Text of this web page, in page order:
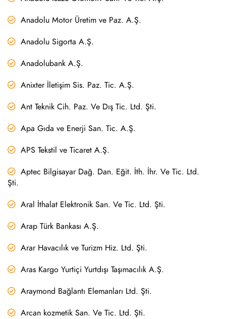
Anadolu Motor Üretim ve Paz. A.Ş.
Anadolu Sigorta A.Ş.
Anadolubank A.Ş.
Anixter İletişim Sis. Paz. Tic. A.Ş.
Ant Teknik Cih. Paz. Ve Dış Tic. Ltd. Şti.
Apa Gıda ve Enerji San. Tic. A.Ş.
APS Tekstil ve Ticaret A.Ş.
Aptec Bilgisayar Dağ. Dan. Eğit. İth. İhr. Ve Tic. Ltd.
Şti.
Aral İthalat Elektronik San. Ve Tic. Ltd. Şti.
Arap Türk Bankası A.Ş.
Arar Havacılık ve Turizm Hiz. Ltd. Şti.
Aras Kargo Yurtiçi Yurtdışı Taşımacılık A.Ş.
Araymond Bağlantı Elemanları Ltd. Şti.
Arcan kozmetik San. Ve Tic. Ltd. Şti.